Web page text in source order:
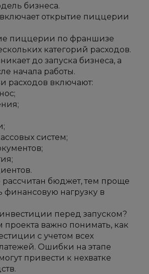
бизнеса.
открытие пиццерии
пиццерии по франшизе
категорий расходов.
до запуска бизнеса, а
начала работы.
расходов включают:
систем;
бюджет, тем проще
финансовую нагрузку в
инвестиции перед запуском?
проекта важно понимать, как
с учетом всех
Ошибки на этапе
привести к нехватке